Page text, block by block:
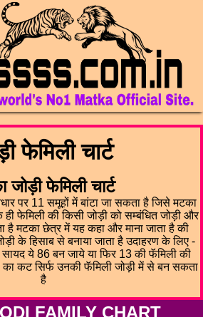
फेमिली चार्ट
जोड़ी फेमिली चार्ट
पर 11 समूहों में बांटा जा सकता है जिसे मटका
फेमिली की किसी जोड़ी को सम्बंधित जोड़ी और
है मटका छेत्र में यह कहा और माना जाता है की
के हिसाब से बनाया जाता है उदाहरण के लिए -
ये 86 बन जाये या फिर 13 की फॅमिली की
का कट सिर्फ उनकी फॅमिली जोड़ी में से बन सकता
है
FAMILY CHART